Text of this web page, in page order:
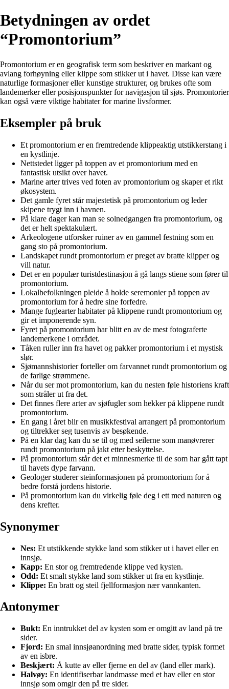
Betydningen av ordet
“Promontorium”
Promontorium er en geografisk term som beskriver en markant og
avlang forhøyning eller klippe som stikker ut i havet. Disse kan være
naturlige formasjoner eller kunstige strukturer, og brukes ofte som
landemerker eller posisjonspunkter for navigasjon til sjøs. Promontorier
kan også være viktige habitater for marine livsformer.
Eksempler på bruk
Et promontorium er en fremtredende klippeaktig utstikkerstang i
en kystlinje.
Nettstedet ligger på toppen av et promontorium med en
fantastisk utsikt over havet.
Marine arter trives ved foten av promontorium og skaper et rikt
økosystem.
Det gamle fyret står majestetisk på promontorium og leder
skipene trygt inn i havnen.
På klare dager kan man se solnedgangen fra promontorium, og
det er helt spektakulært.
Arkeologene utforsker ruiner av en gammel festning som en
gang sto på promontorium.
Landskapet rundt promontorium er preget av bratte klipper og
vill natur.
Det er en populær turistdestinasjon å gå langs stiene som fører til
promontorium.
Lokalbefolkningen pleide å holde seremonier på toppen av
promontorium for å hedre sine forfedre.
Mange fuglearter habitater på klippene rundt promontorium og
gir et imponerende syn.
Fyret på promontorium har blitt en av de mest fotograferte
landemerkene i området.
Tåken ruller inn fra havet og pakker promontorium i et mystisk
slør.
Sjømannshistorier forteller om farvannet rundt promontorium og
de farlige strømmene.
Når du ser mot promontorium, kan du nesten føle historiens kraft
som stråler ut fra det.
Det finnes flere arter av sjøfugler som hekker på klippene rundt
promontorium.
En gang i året blir en musikkfestival arrangert på promontorium
og tiltrekker seg tusenvis av besøkende.
På en klar dag kan du se til og med seilerne som manøvrerer
rundt promontorium på jakt etter beskyttelse.
På promontorium står det et minnesmerke til de som har gått tapt
til havets dype farvann.
Geologer studerer steinformasjonen på promontorium for å
bedre forstå jordens historie.
På promontorium kan du virkelig føle deg i ett med naturen og
dens krefter.
Synonymer
Nes: Et utstikkende stykke land som stikker ut i havet eller en
innsjø.
Kapp: En stor og fremtredende klippe ved kysten.
Odd: Et smalt stykke land som stikker ut fra en kystlinje.
Klippe: En bratt og steil fjellformasjon nær vannkanten.
Antonymer
Bukt: En inntrukket del av kysten som er omgitt av land på tre
sider.
Fjord: En smal innsjøanordning med bratte sider, typisk formet
av en isbre.
Beskjært: Å kutte av eller fjerne en del av (land eller mark).
Halvøy: En identifiserbar landmasse med et hav eller en stor
innsjø som omgir den på tre sider.